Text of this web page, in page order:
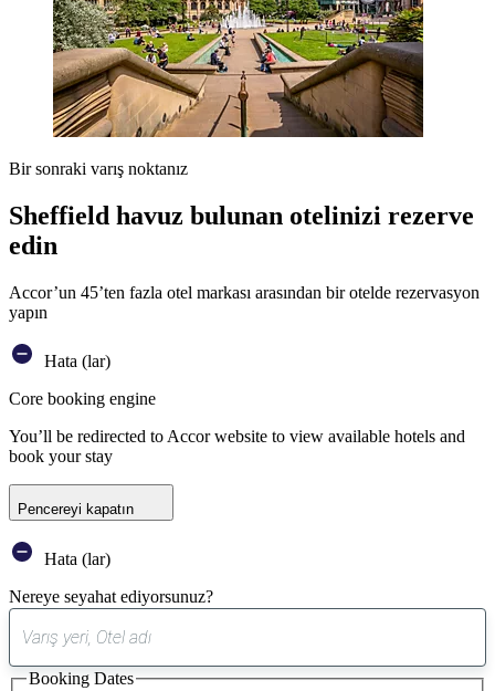
Bir sonraki varış noktanız
Sheffield havuz bulunan otelinizi rezerve
edin
Accor’un 45’ten fazla otel markası arasından bir otelde rezervasyon
yapın
Hata (lar)
Core booking engine
You’ll be redirected to Accor website to view available hotels and
book your stay
Pencereyi kapatın
Hata (lar)
Nereye seyahat ediyorsunuz?
öneri
bulundu
Booking Dates